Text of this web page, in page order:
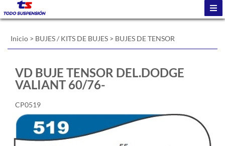
Inicio > BUJES / KITS DE BUJES > BUJES DE TENSOR
VD BUJE TENSOR DEL.DODGE
VALIANT 60/76-
CP0519